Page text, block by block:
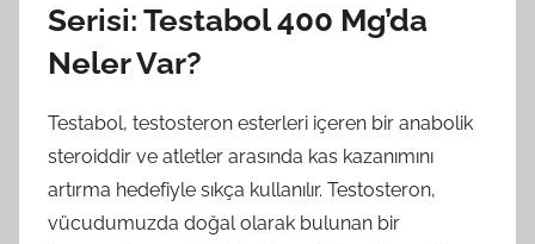
Serisi: Testabol 400 Mg’da
Neler Var?
Testabol, testosteron esterleri içeren bir anabolik
steroiddir ve atletler arasında kas kazanımını
artırma hedefiyle sıkça kullanılır. Testosteron,
vücudumuzda doğal olarak bulunan bir